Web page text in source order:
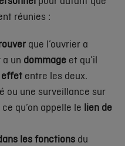
réunies :
que l’ouvrier a
a un dommage et qu’il
effet entre les deux.
ou une surveillance sur
qu’on appelle le lien de
les fonctions du